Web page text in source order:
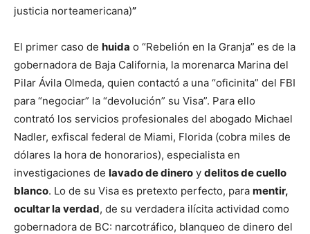
justicia norteamericana)”
El primer caso de huida o “Rebelión en la Granja” es de la
gobernadora de Baja California, la morenarca Marina del
Pilar Ávila Olmeda, quien contactó a una “oficinita” del FBI
para “negociar” la “devolución” su Visa”. Para ello
contrató los servicios profesionales del abogado Michael
Nadler, exfiscal federal de Miami, Florida (cobra miles de
dólares la hora de honorarios), especialista en
investigaciones de lavado de dinero y delitos de cuello
blanco. Lo de su Visa es pretexto perfecto, para mentir,
ocultar la verdad, de su verdadera ilícita actividad como
gobernadora de BC: narcotráfico, blanqueo de dinero del